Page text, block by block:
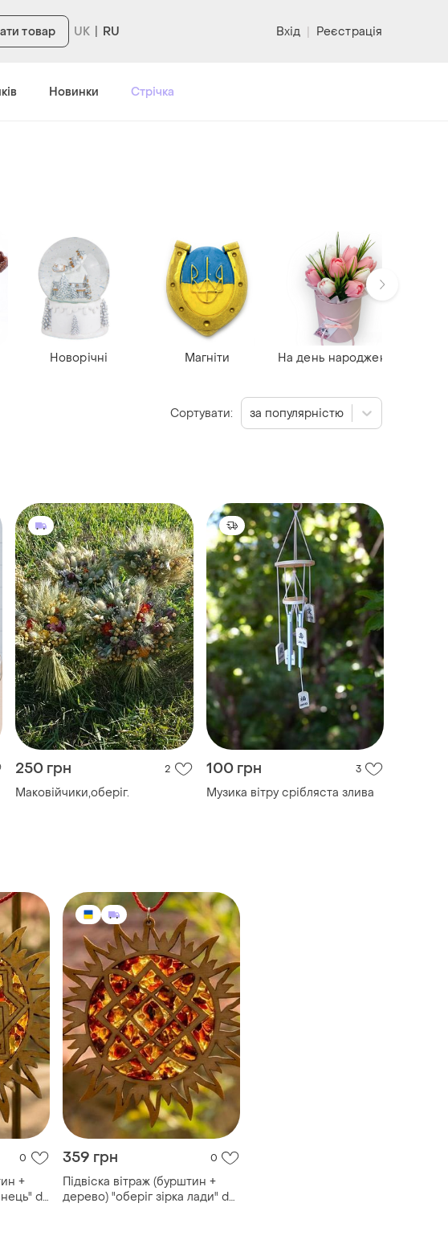
товар RU Вхід | Реєстрація
Новинки Стрічка
250 грн 2
Маковійчики,оберіг.
100 грн 3
Музика вітру срібляста злива
0
+
d-
359 грн 0
Підвіска вітраж (бурштин +
дерево) "оберіг зірка лади" d-
Новорічні Магніти На день народження
Сортувати: за популярністю